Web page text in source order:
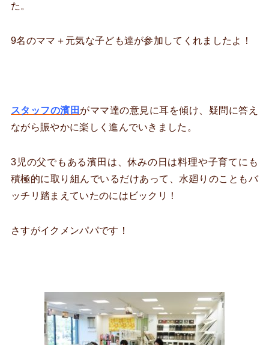
た。
9名のママ＋元気な子ども達が参加してくれましたよ！
スタッフの濱田 がママ達の意見に耳を傾け、疑問に答え
ながら賑やかに楽しく進んでいきました。
3児の父でもある濱田は、休みの日は料理や子育てにも
積極的に取り組んでいるだけあって、水廻りのこともバ
ッチリ踏まえていたのにはビックリ！
さすがイクメンパパです！